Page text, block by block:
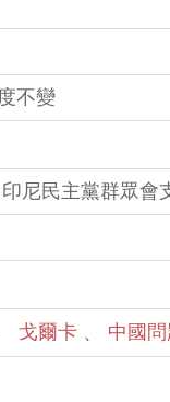
不變
尼民主黨群眾會
戈爾卡 、 中國問